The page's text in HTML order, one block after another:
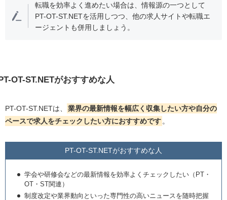
転職を効率よく進めたい場合は、情報源の一つとして
PT-OT-ST.NETを活用しつつ、他の求人サイトや転職エ
ージェントも併用しましょう。
OT-ST.NETがおすすめな人
PT-OT-ST.NETは、
業界の最新情報を幅広く収集したい方や自分の
ペースで求人をチェックしたい方におすすめです。
PT-OT-ST.NETがおすすめな人
学会や研修会などの最新情報を効率よくチェックしたい（PT・
OT・ST関連）
制度改定や業界動向といった専門性の高いニュースを随時把握